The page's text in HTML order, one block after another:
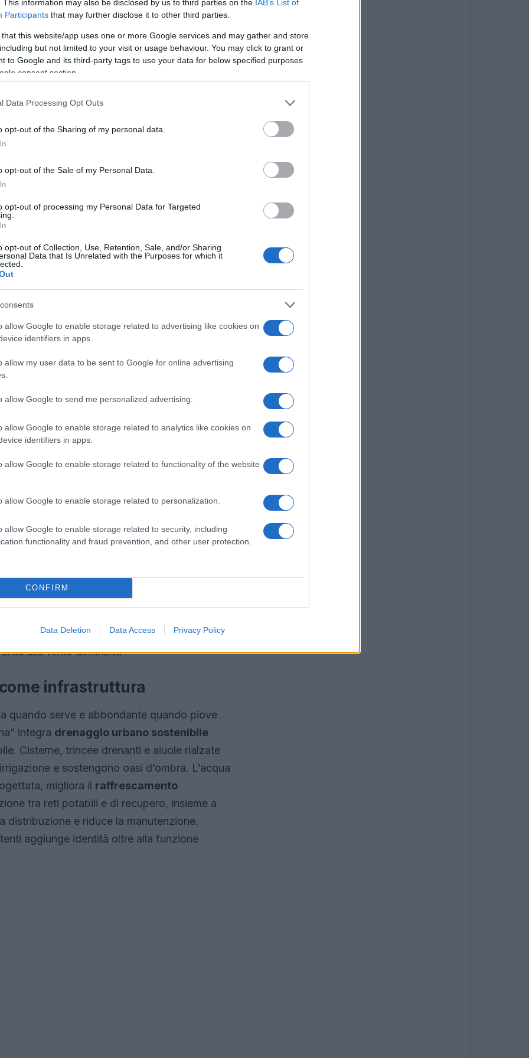
This information may also be disclosed by us to third parties on the IAB’s List of
Participants that may further disclose it to other third parties.
that this website/app uses one or more Google services and may gather and store
but not limited to your visit or usage behaviour. You may click to grant or
to Google and its third-party tags to use your data for below specified purposes
consent section.
Data Processing Opt Outs
opt-out of the Sharing of my personal data.
opt-out of the Sale of my Personal Data.
opt-out of processing my Personal Data for Targeted
opt-out of Collection, Use, Retention, Sale, and/or Sharing
Data that Is Unrelated with the Purposes for which it
allow Google to enable storage related to advertising like cookies on
identifiers in apps.
allow my user data to be sent to Google for online advertising
allow Google to send me personalized advertising.
allow Google to enable storage related to analytics like cookies on
identifiers in apps.
allow Google to enable storage related to functionality of the website
allow Google to enable storage related to personalization.
allow Google to enable storage related to security, including
functionality and fraud prevention, and other user protection.
CONFIRM
Data Deletion Data Access Privacy Policy
e gestire stress termici e idrici. In
le
per favorire comfort e sicurezza, integrando
eNature-based Solutions .
amplifica disuguaglianze, consumi energetici
modo sistematico evita interventi frammentati
Il percorso proposto segue priorità
di coinvolgimento degli attori locali. Ogni
e
soluzioni flessibili e verificabili nel tempo.
calore urbane
scuri, suoli impermeabili e scarsa ombra.
l’
favorire laventilazionetramite
e pareti verdi abbassano la temperatura
ristagni e irraggiamento, i pergolati
Ogni scelta materiale dovrebbe
evitando soluzioni iper-riflettenti in
e il calore radiante a quota pedone.
su edifici pubblici esposti.
coperture e facciate idonee.
assi vento-dominanti.
infrastruttura
quando serve e abbondante quando piove
integra drenaggio urbano sostenibile
Cisterne, trincee drenanti e aiuole rialzate
e sostengono oasi d’ombra. L’acqua
migliora il raffrescamento
tra reti potabili e di recupero, insieme a
distribuzione e riduce la manutenzione.
aggiunge identità oltre alla funzione